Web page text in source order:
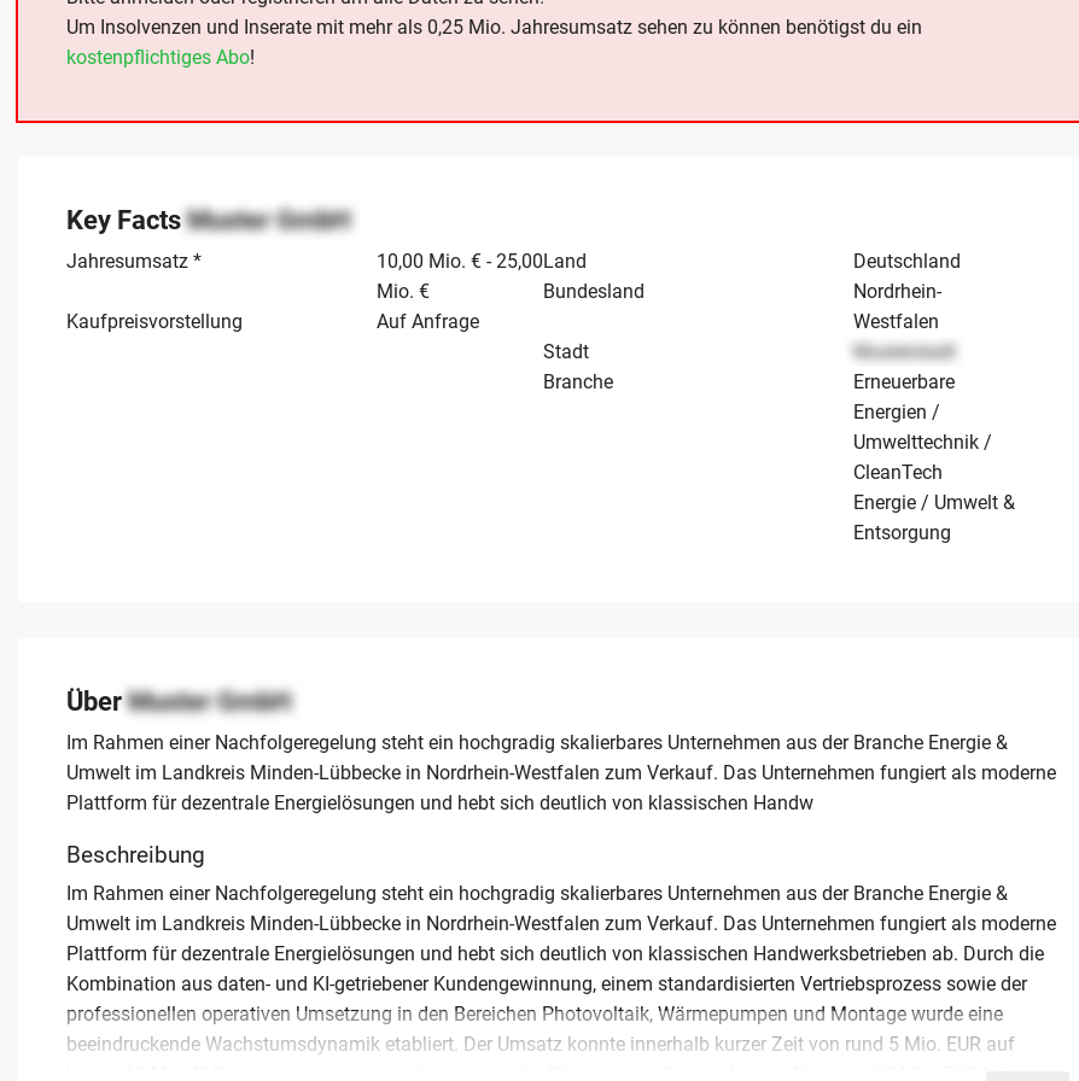
Um Insolvenzen und Inserate mit mehr als 0,25 Mio. Jahresumsatz sehen zu können benötigst du ein
kostenpflichtiges Abo!
Key FactsMuster GmbH
Jahresumsatz *
10,00 Mio. € - 25,00
Mio. €
Kaufpreisvorstellung
Auf Anfrage
Land
Deutschland
Bundesland
Nordrhein-
Westfalen
Stadt
Musterstadt
Branche
Erneuerbare
Energien /
Umwelttechnik /
CleanTech
Energie / Umwelt &
Entsorgung
ÜberMuster GmbH
Im Rahmen einer Nachfolgeregelung steht ein hochgradig skalierbares Unternehmen aus der Branche Energie &
Umwelt im Landkreis Minden-Lübbecke in Nordrhein-Westfalen zum Verkauf. Das Unternehmen fungiert als moderne
Plattform für dezentrale Energielösungen und hebt sich deutlich von klassischen Handw
Beschreibung
Im Rahmen einer Nachfolgeregelung steht ein hochgradig skalierbares Unternehmen aus der Branche Energie &
Umwelt im Landkreis Minden-Lübbecke in Nordrhein-Westfalen zum Verkauf. Das Unternehmen fungiert als moderne
Plattform für dezentrale Energielösungen und hebt sich deutlich von klassischen Handwerksbetrieben ab. Durch die
Kombination aus daten- und KI-getriebener Kundengewinnung, einem standardisierten Vertriebsprozess sowie der
professionellen operativen Umsetzung in den Bereichen Photovoltaik, Wärmepumpen und Montage wurde eine
beeindruckende Wachstumsdynamik etabliert. Der Umsatz konnte innerhalb kurzer Zeit von rund 5 Mio. EUR auf